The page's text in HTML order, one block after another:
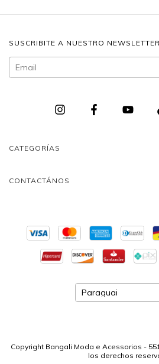
SUSCRIBITE A NUESTRO NEWSLETTER
CATEGORÍAS
CONTACTÁNOS
Copyright Bangali Moda e Acessorios -
los derechos